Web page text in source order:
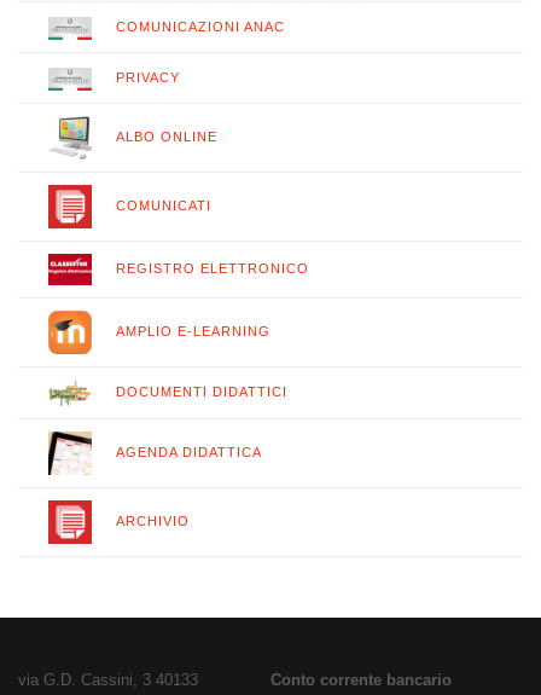
COMUNICAZIONI ANAC
PRIVACY
ALBO ONLINE
COMUNICATI
REGISTRO ELETTRONICO
AMPLIO E-LEARNING
DOCUMENTI DIDATTICI
AGENDA DIDATTICA
ARCHIVIO
via G.D. Cassini, 3 40133 Conto corrente bancario